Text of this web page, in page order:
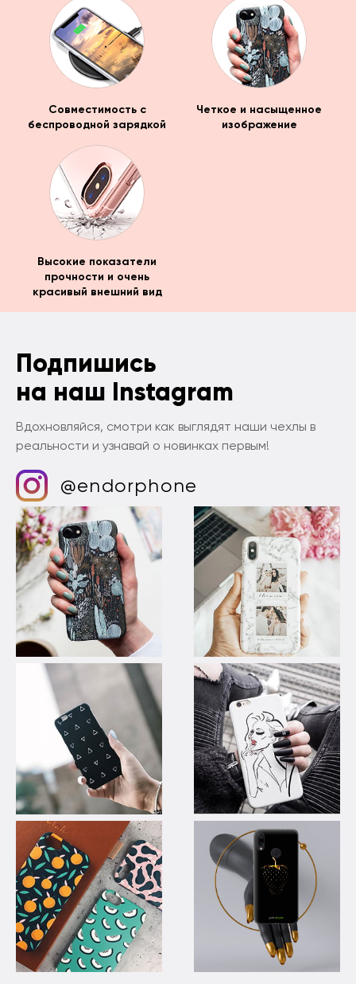
Совместимость с
беспроводной зарядкой
Четкое и насыщенное
изображение
Высокие показатели
прочности и очень
красивый внешний вид
Подпишись
на наш Instagram
Вдохновляйся, смотри как выглядят наши чехлы в
реальности и узнавай о новинках первым!
@endorphone